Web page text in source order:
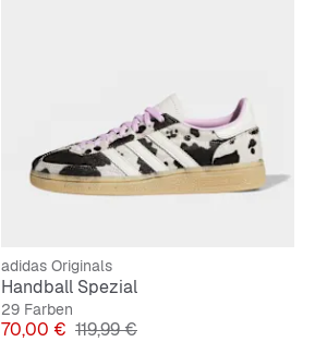
adidas Originals
Handball Spezial
29 Farben
Preis
70,00 € Originalpreis
119,99 €